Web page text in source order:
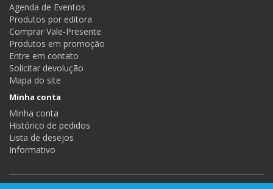
Agenda de Eventos
Produtos por editora
Comprar Vale-Presente
Produtos em promoção
Entre em contato
Solicitar devolução
Mapa do site
Minha conta
Minha conta
Histórico de pedidos
Lista de desejos
Informativo